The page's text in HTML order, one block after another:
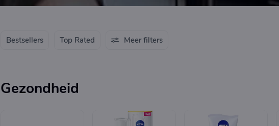
Bestsellers Top Rated Meer filters
Gezondheid